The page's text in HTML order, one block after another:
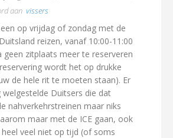
aan vissers
op vrijdag of zondag met de
reizen, vanaf 10:00-11:00
geen zitplaats meer te reserveren
wordt het op drukke
de hele rit te moeten staan). Er
welgestelde Duitsers die dat
nahverkehrstreinen maar niks
maar met de ICE gaan, ook
veel niet op tijd (of soms